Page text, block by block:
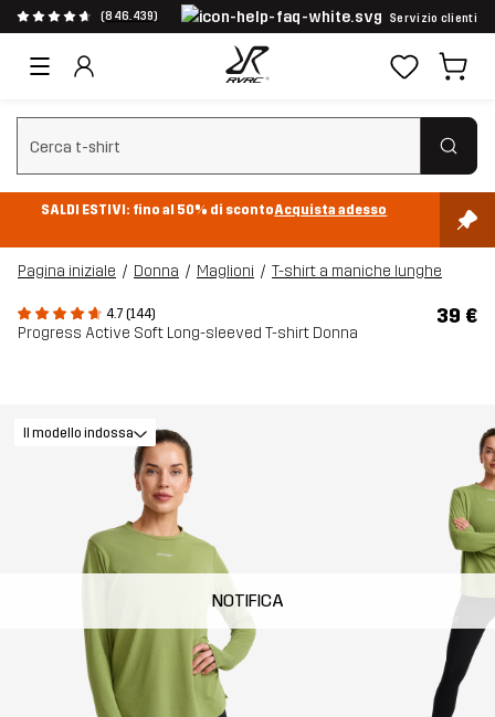
(846.439) Servizio clienti
Cancella ricerca
SALDI ESTIVI: fino al 50% di scontoAcquista adesso
Pagina iniziale Donna Maglioni T-shirt a maniche lunghe
4.7 (144)
Progress Active Soft Long-sleeved T-shirt Donna
39 €
NOTIFICA
Il modello indossa